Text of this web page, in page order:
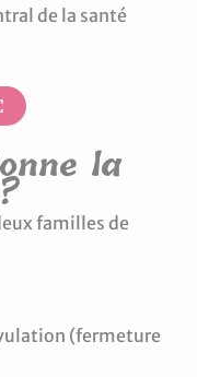
de la santé
la
familles de
(fermeture